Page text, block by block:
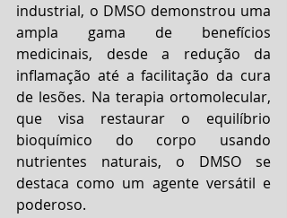
industrial, o DMSO demonstrou uma
ampla gama de benefícios
medicinais, desde a redução da
inflamação até a facilitação da cura
de lesões. Na terapia ortomolecular,
que visa restaurar o equilíbrio
bioquímico do corpo usando
nutrientes naturais, o DMSO se
destaca como um agente versátil e
poderoso.